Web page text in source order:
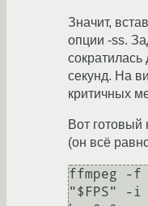
Значит,
опции -ss.
секунд. На
критичных
Вот
(он всё
ffmpeg -f
"$FPS"